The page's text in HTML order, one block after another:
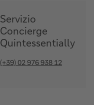
Servizio
Concierge
Quintessentially
(+39) 02 976 938 12